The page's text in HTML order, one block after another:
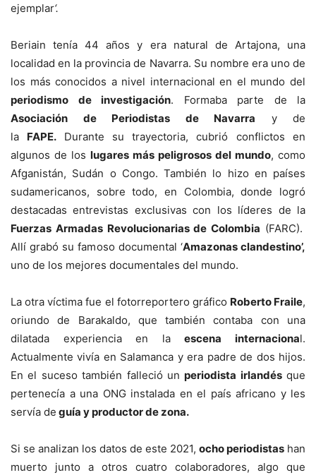
ejemplar‘.
Beriain tenía 44 años y era natural de Artajona, una
localidad en la provincia de Navarra. Su nombre era uno de
los más conocidos a nivel internacional en el mundo del
periodismo de investigación. Formaba parte de la
Asociación de Periodistas de Navarra y de
la FAPE. Durante su trayectoria, cubrió conflictos en
algunos de los lugares más peligrosos del mundo, como
Afganistán, Sudán o Congo. También lo hizo en países
sudamericanos, sobre todo, en Colombia, donde logró
destacadas entrevistas exclusivas con los líderes de la
Fuerzas Armadas Revolucionarias de Colombia (FARC).
Allí grabó su famoso documental ‘Amazonas clandestino’,
uno de los mejores documentales del mundo.
La otra víctima fue el fotorreportero gráfico Roberto Fraile,
oriundo de Barakaldo, que también contaba con una
dilatada experiencia en laescena internacional.
Actualmente vivía en Salamanca y era padre de dos hijos.
En el suceso también falleció unperiodista irlandésque
pertenecía a una ONG instalada en el país africano y les
servía de guía y productor de zona.
Si se analizan los datos de este 2021, ocho periodistas han
muerto junto a otros cuatro colaboradores, algo que